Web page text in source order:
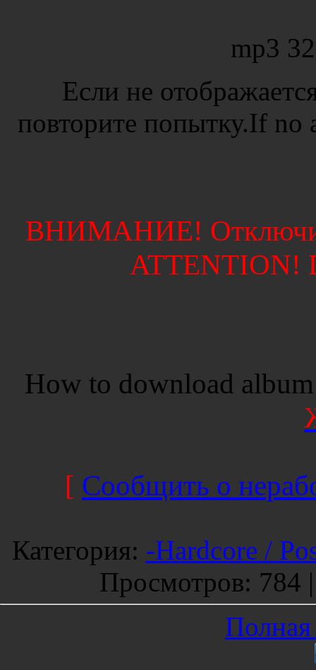
mp3
Если не
повторите попытку.If
ВНИМАНИЕ!
ATTENTION!
How to download
[ Сообщить о
Категория: -Hardcore /
Просмотров: 784
Полная